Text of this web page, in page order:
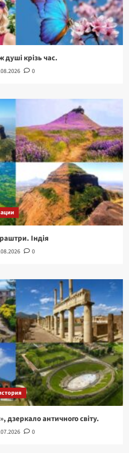
душі крізь час.
0
Індія
0
дзеркало античного світу.
0